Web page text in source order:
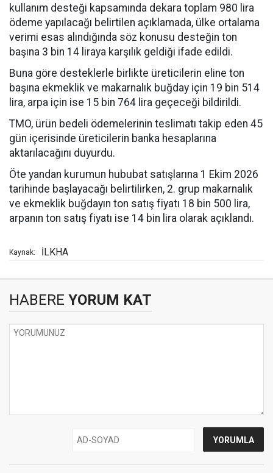
kullanım desteği kapsamında dekara toplam 980 lira
ödeme yapılacağı belirtilen açıklamada, ülke ortalama
verimi esas alındığında söz konusu desteğin ton
başına 3 bin 14 liraya karşılık geldiği ifade edildi.
Buna göre desteklerle birlikte üreticilerin eline ton
başına ekmeklik ve makarnalık buğday için 19 bin 514
lira, arpa için ise 15 bin 764 lira geçeceği bildirildi.
TMO, ürün bedeli ödemelerinin teslimatı takip eden 45
gün içerisinde üreticilerin banka hesaplarına
aktarılacağını duyurdu.
Öte yandan kurumun hububat satışlarına 1 Ekim 2026
tarihinde başlayacağı belirtilirken, 2. grup makarnalık
ve ekmeklik buğdayın ton satış fiyatı 18 bin 500 lira,
arpanın ton satış fiyatı ise 14 bin lira olarak açıklandı.
Kaynak: İLKHA
HABERE YORUM KAT